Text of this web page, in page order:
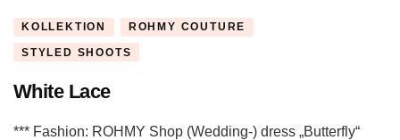
KOLLEKTION ROHMY COUTURE
STYLED SHOOTS
White Lace
*** Fashion: ROHMY Shop (Wedding-) dress „Butterfly“